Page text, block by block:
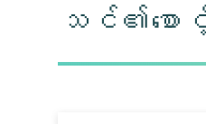
သင်၏စေ